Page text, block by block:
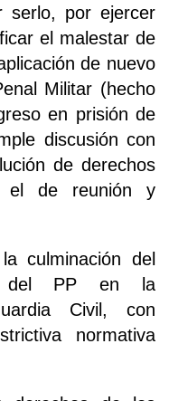
serlo, por ejercer
el malestar de
de nuevo
Militar (hecho
en prisión de
discusión con
de derechos
el de reunión y
culminación del
del PP en la
Civil, con
normativa